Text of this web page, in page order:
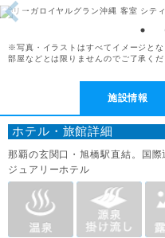
※写真・イラストはすべてイメージと
部屋などとは限りませんのでご了承くだ
施設情報
ホテル・旅館詳細
那覇の玄関口・旭橋駅直結。国
ジュアリーホテル